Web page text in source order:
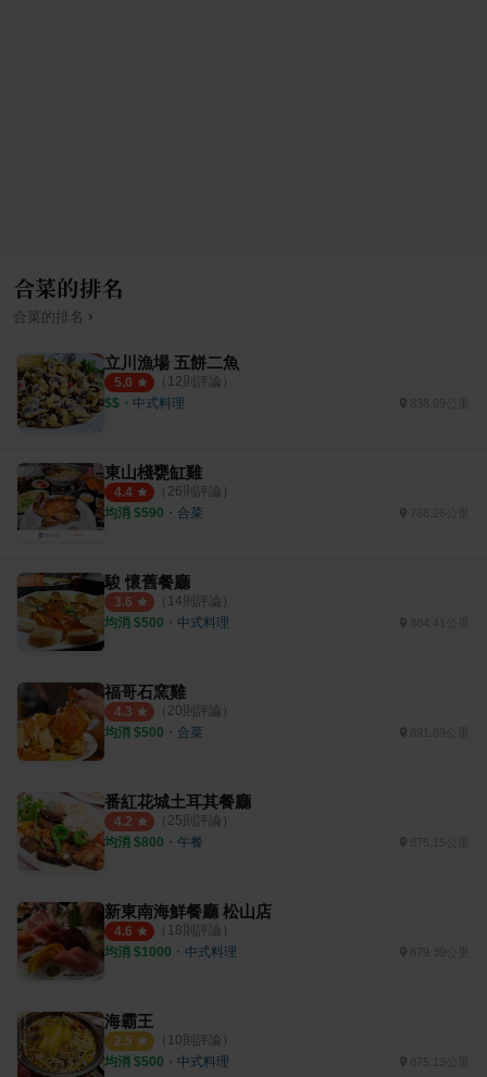
合菜的排名
合菜 的排名 ›
立川漁場 五餅二魚
5.0 （ 12則評論）
$$ ・ 中式料理
東山棧甕缸雞
4.4 （ 26則評論）
均消 $590 ・ 合菜
駿 懷舊餐廳
3.6 （ 14則評論）
均消 $500 ・ 中式料理 884.41公里
福哥石窯雞
4.3 （ 20則評論）
均消 $500 ・ 合菜
番紅花城土耳其餐廳
4.2 （ 25則評論）
均消 $800 ・ 午餐 875.15公里
新東南海鮮餐廳 松山店
4.6 （ 18則評論）
均消 $1000 ・ 中式料理
海霸王
2.5 （ 10則評論）
均消 $500 ・ 中式料理 875.13公里